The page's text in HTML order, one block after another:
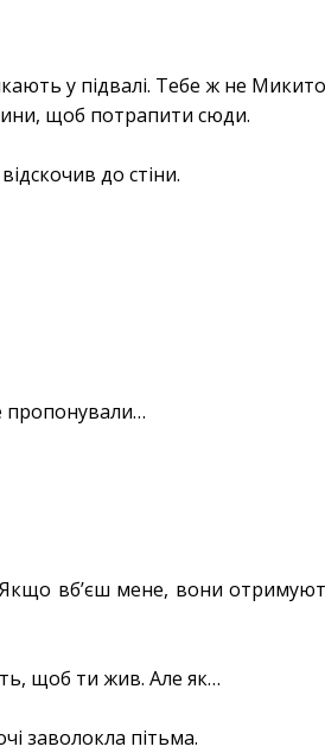
у підвалі. Тебе ж не
щоб потрапити сюди.
до стіни.
вбʼєш мене, вони
щоб ти жив. Але як…
заволокла пітьма.